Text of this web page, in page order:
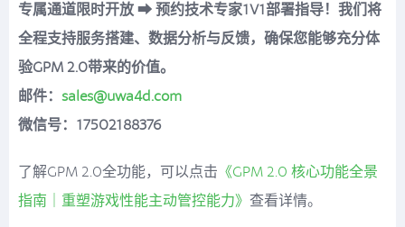
专属通道限时开放 ➡ 预约技术专家1V1部署指导！我们将
全程支持服务搭建、数据分析与反馈，确保您能够充分体
验GPM 2.0带来的价值。
邮件： sales@uwa4d.com
微信号：17502188376
了解GPM 2.0全功能，可以点击 《GPM 2.0 核心功能全景
指南｜重塑游戏性能主动管控能力》 查看详情。